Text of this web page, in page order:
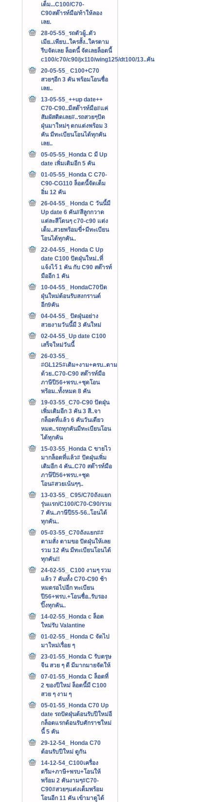
เต็ม...C100/C70-
C90สต๊ารท์มือ/ท้าให้ลอง
เลย.
28-05-55_รถตัวผู้..ตัว
เมีย..เพียบ..ใครสั้ง..ใครตาม
รีบจัดเลย ล็อตนี้ จัดเลยล็อตนี้
c100/c70/c90/jx110/wing125/dt100/13..คัน
20-05-55_ C100+C70
สวยๆอีก 3 คัน พร้อมโอนชื่อ
เลย..
13-05-55_++up date++
C70-C90..มีสต๊ารท์มือ#แค่
สัมผัสติดเลย#..รถสวยๆปัด
ฝุ่นมาใหม่ๆ ตกแต่งพร้อม 3
คัน มีทะเบียนโอนได้ทุกคัน
เลย..
05-05-55_Honda C มี Up
date เพิ่มเติมอีก 5 คัน
01-05-55_Honda C C70-
C90-CG110 ล็อตนี้จัดเต็ม
อิ่ม 12 คัน
26-04-55_ Honda C วันนี้มี
Up date 6 คัน#สีลูกกวาด
แต่ละสีโดนๆ c70-c90 แต่ง
เต็ม..สวยพร้อมขี่+มีทะเบียน
โอนได้ทุกคัน..
22-04-55_ Honda C Up
date C100 ปัดฝุ่นใหม่..ที่
แจ้งไว้ 1 คัน กับ C90 สต๊ารท์
มืออีก 1 คัน
10-04-55_ HondaC70ปัด
ฝุ่นใหม่ต้อนรับสงกรานต์
อีก9คัน
04-04-55_ ปัดฝุ่นอย่าง
สวยงามวันนี้มี 3 คันใหม่
02-04-55_Up date C100
เสร็จใหม่วันนี้
26-03-55_
#GL125#เดิม+งาม+ครบ..ตาม
ด้วย..C70-C90 สต๊ารท์มือ
ภาษีปี56+พรบ.+ชุดโอน
พร้อม..ทั้งหมด 8 คัน
19-03-55_C70-C90 ปัดฝุ่น
เพิ่มเติมอีก 3 คัน 3 สี..จา
กล็อตที่แล้ว 6 คันวันเดียว
หมด..รถทุกคันมีทะเบียนโอน
ได้ทุกคัน
15-03-55_Honda C ขายไว
มากล็อตที่แล้ว# ปัดฝุ่นเพิ่ม
เติมอีก 4 คัน..C70 สต๊ารท์มือ
ภาษ๊ปี56+พรบ.+ชุด
โอน#สวยเน้นๆๆ..
13-03-55_ C95/C70ถังแยก
รุ่นเเรก/C100/C70-C90/รวม
7 คัน..ภาษีปี55-56..โอนได้
ทุกคัน..
05-03-55_C70ถังแยก##
ตามสั่ง ตามขอ ปัดฝุ่นให้เลย
รวม 12 คัน มีทะเบียนโอนได้
ทุกคัน!!
24-02-55_ C100 งามๆ รวม
แล้ว 7 คันทั้ง C70-C90 ช้า
หมดรอไปอีก ทะเบียน
ปี56+พรบ.+โอนชื่อ..รับรอง
ปิ๊งทุกคัน..
14-02-55_Honda c ล็อต
ใหม่รับ Valantine
01-02-55_ Honda C จัดไป
มาใหม่เรื่อย ๆ
23-01-55_Honda C รับตรุษ
จีน สวย ๆ ดี มีมากมายจัดให้
07-01-55_Honda C ล็อตที่
2 ของปีใหม่ ล็อตนี้มี C100
สวย ๆ งาม ๆ
05-01-55_Honda C70 Up
date รถปัดฝุ่นต้อนรับปีใหม่อี
กล็อตแรกต้อนรับศักราชใหม่
นี้ 5 คัน
29-12-54_ Honda C70
ต้อนรับปีใหม่ ดูกัน
14-12-54_C100เครื่อง
ดรีม+ภาษี+พรบ+โอนให้
พร้อม 2 คันงามๆ#C70-
C90#สวยๆแต่งเต็มพร้อม
โอนอีก 11 คัน เข้ามาดูได้